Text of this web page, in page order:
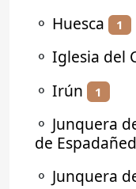
⚬ Huesca 1
⚬ Iglesia del
⚬ Irún 1
⚬ Junquera
de
⚬ Junquera